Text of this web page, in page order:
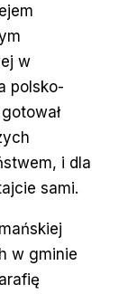
w
polsko-
i dla
sami.
w gminie